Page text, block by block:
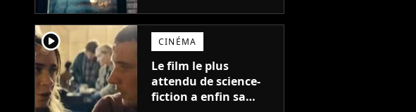
player2 CINÉMA
Le film le plus
attendu de science-
fiction a enfin sa